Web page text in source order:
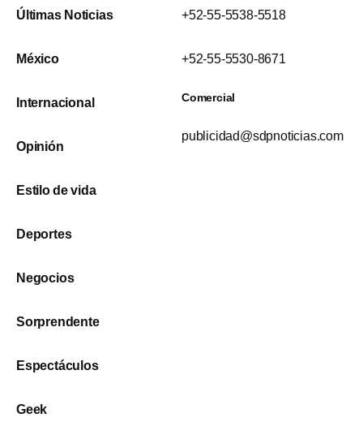
Últimas Noticias
México
Internacional
Opinión
Estilo de vida
Deportes
Negocios
Sorprendente
Espectáculos
Geek
+52-55-5538-5518
+52-55-5530-8671
Comercial
publicidad@sdpnoticias.com